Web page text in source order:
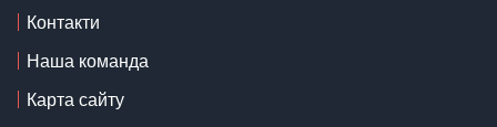
Контакти
Наша команда
Карта сайту